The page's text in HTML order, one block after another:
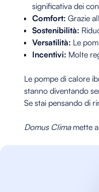
significativa dei
Comfort: Grazie
Sostenibilità:
Versatilità: Le
Incentivi: Molte
Le pompe di calore
stanno diventando
Se stai pensando di
Domus Climamette